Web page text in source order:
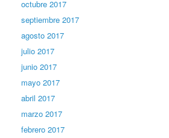
octubre 2017
septiembre 2017
agosto 2017
julio 2017
junio 2017
mayo 2017
abril 2017
marzo 2017
febrero 2017